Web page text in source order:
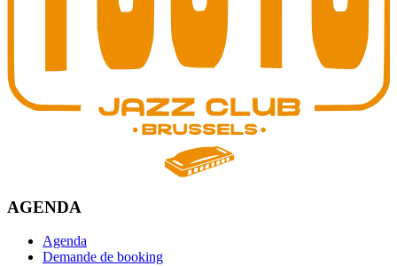
AGENDA
Agenda
Demande de booking